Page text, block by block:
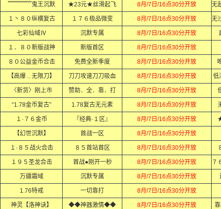
﹌﹌﹌﹌鬼王沉默 ★23元★丝滑起飞 8月/7日/16点30分开放
１丶８０纵横复古 １７６极品微变 8月/7日/16点30分开放
七彩仙域Ⅳ 沉默专属 8月/7日/16点30分开放
１．８０新版战神 新版首区 8月/7日/16点30分开放
８０公益金币合击 免费全新季度 8月/7日/16点30分开放
【高爆﹍无限刀】 刀刀攻速刀刀吸血 8月/7日/16点30分开放 低
〈新货〉刚上市 赞助．全．靠．打 8月/7日/16点30分开放
“1.78金币复古” 1.78复古无元素 8月/7日/16点30分开放
１·７６金币 『经典·１区』 8月/7日/16点30分开放
【幻世沉默】 首战一区 8月/7日/16点30分开放
１·８５战火合击 ８５首站首区 8月/7日/16点30分开放
１９５圣龙合击 首战●刚开一秒 8月/7日/16点30分开放
万疆霜域 沉默专属 8月/7日/16点30分开放
1.76特戒 一切靠打 8月/7日/16点30分开放
神灵【洛神诀】 ◆◆神器激情◆◆ 8月/7日/16点30分开放